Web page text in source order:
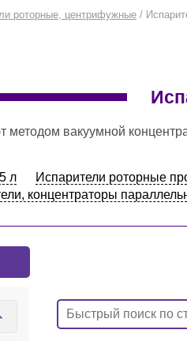
роторные, центрифужные /
концентрации удалять растворители из различных образцов. Высокая
л Испарители роторные
концентраторы